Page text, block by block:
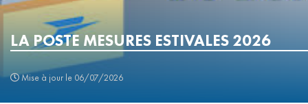
LA POSTE MESURES ESTIVALES 2026
Mise à jour le 06/07/2026